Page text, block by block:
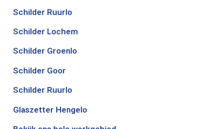
Schilder Ruurlo
Schilder Lochem
Schilder Groenlo
Schilder Goor
Schilder Ruurlo
Glaszetter Hengelo